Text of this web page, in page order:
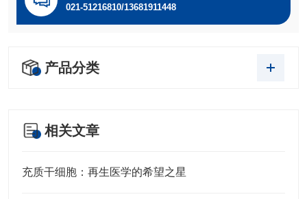
021-51216810/13681911448
产品分类
相关文章
充质干细胞：再生医学的希望之星